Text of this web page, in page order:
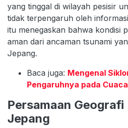
yang tinggal di wilayah pesisir
tidak terpengaruh oleh
itu menegaskan bahwa kondisi
aman dari ancaman tsunami
Jepang.
Baca juga: Mengenal
Pengaruhnya pada
Persamaan
Jepang